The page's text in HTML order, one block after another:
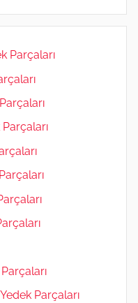
Parçaları
Parçaları